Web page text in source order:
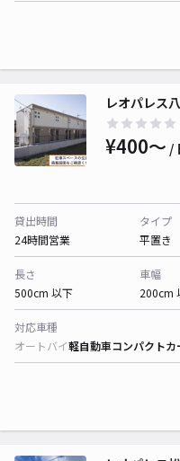
レオパレス
¥400〜 /
貸出時間
24時間営業
タイプ
平置き
長さ
500cm 以下
車幅
200cm
対応車種
オートバイ軽自動車コンパクトカ